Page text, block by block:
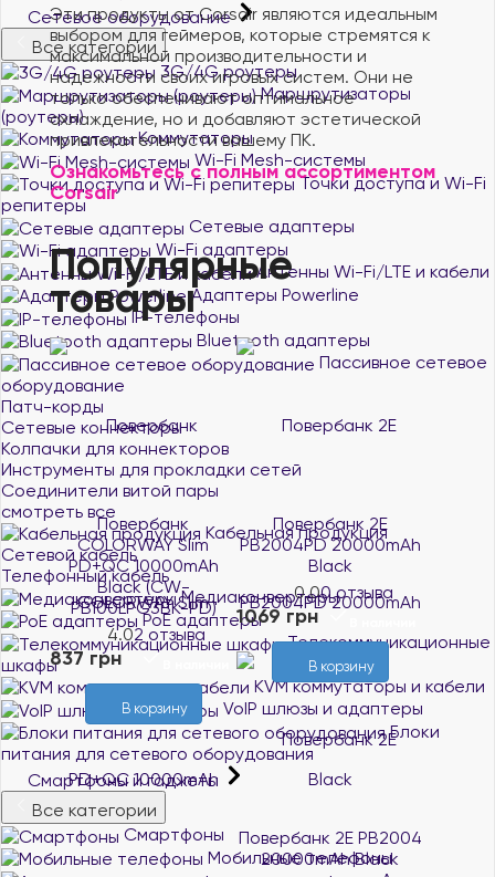
Сетевое оборудование
Все категории
3G/4G роутеры
Маршрутизаторы
(роутеры)
Коммутаторы
Wi-Fi Mesh-системы
Точки доступа и Wi-Fi
репитеры
Сетевые адаптеры
Wi-Fi адаптеры
Антенны Wi-Fi/LTE и кабели
Адаптеры Powerline
IP-телефоны
Bluetooth адаптеры
Пассивное сетевое
оборудование
Патч-корды
Сетевые коннекторы
Колпачки для коннекторов
Инструменты для прокладки сетей
Соединители витой пары
смотреть все
Кабельная продукция
Сетевой кабель
Телефонный кабель
Медиаконвертеры
PoE адаптеры
Телекоммуникационные
шкафы
KVM коммутаторы и кабели
VoIP шлюзы и адаптеры
Блоки
питания для сетевого оборудования
Смартфоны и гаджеты
Все категории
Смартфоны
Мобильные телефоны
Эти продукты от Corsair являются идеальным
выбором для геймеров, которые стремятся к
максимальной производительности и
надежности своих игровых систем. Они не
только обеспечивают оптимальное
охлаждение, но и добавляют эстетической
привлекательности вашему ПК.
Ознакомьтесь с полным ассортиментом
Corsair
Популярные
товары
Повербанк
COLORWAY Slim
PD+QC 10000mAh
Black (CW-
PB100LPG3BK-PD)
4.02 отзыва
837 грн
В корзину
Повербанк 2E
PB2004PD 20000mAh
Black
0.00 отзыва
1069 грн
В корзину
Повербанк 2E PB2004
20000mAh Black